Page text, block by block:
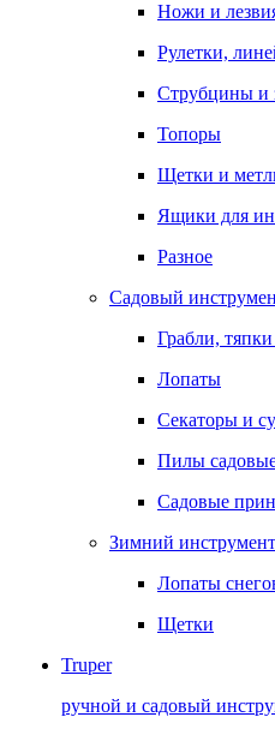
Ножи и
Рулетки,
Струбцины и
Топоры
Щетки и
Ящики для
Разное
Садовый
Грабли,
Лопаты
Секаторы и
Пилы
Садовые
Зимний инструмент
Лопаты
Щетки
Truper
ручной и садовый